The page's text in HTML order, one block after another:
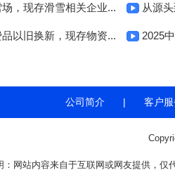
，现存滑雪相关企业... 从源
以旧换新，现存物资... 2025
公司简介 | 客户
：网站内容来自于互联网或网友提供，